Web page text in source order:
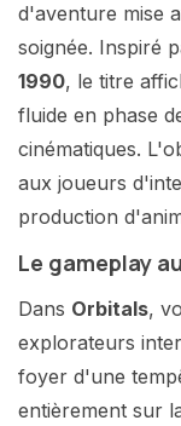
d'aventure mise
soignée. Inspiré
1990, le titre
fluide en phase
cinématiques.
aux joueurs
production
Le gameplay
Dans Orbitals,
explorateurs
foyer d'une
entièrement sur